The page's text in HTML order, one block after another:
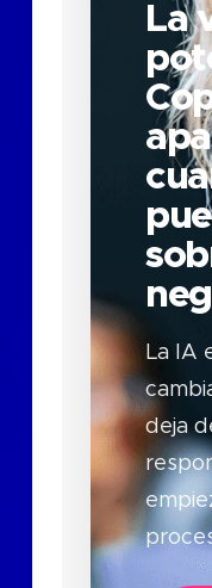
La
La IA
deja